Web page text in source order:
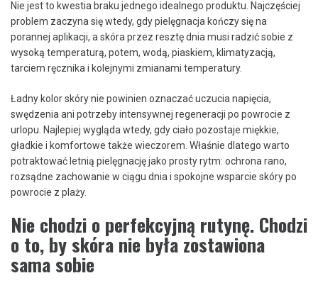
Nie jest to kwestia braku jednego idealnego produktu. Najczęściej
problem zaczyna się wtedy, gdy pielęgnacja kończy się na
porannej aplikacji, a skóra przez resztę dnia musi radzić sobie z
wysoką temperaturą, potem, wodą, piaskiem, klimatyzacją,
tarciem ręcznika i kolejnymi zmianami temperatury.
Ładny kolor skóry nie powinien oznaczać uczucia napięcia,
swędzenia ani potrzeby intensywnej regeneracji po powrocie z
urlopu. Najlepiej wygląda wtedy, gdy ciało pozostaje miękkie,
gładkie i komfortowe także wieczorem. Właśnie dlatego warto
potraktować letnią pielęgnację jako prosty rytm: ochrona rano,
rozsądne zachowanie w ciągu dnia i spokojne wsparcie skóry po
powrocie z plaży.
Nie chodzi o perfekcyjną rutynę. Chodzi
o to, by skóra nie była zostawiona
sama sobie